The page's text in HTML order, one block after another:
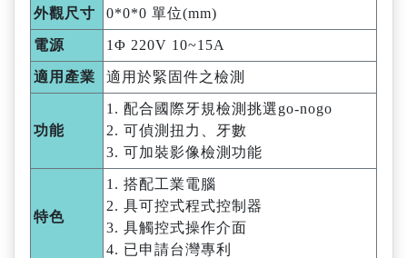
外觀尺寸 0*0*0 單位(mm)
電源 1Φ 220V 10~15A
適用產業 適用於緊固件之檢測
功能
1. 配合國際牙規檢測挑選go-nogo
2. 可偵測扭力、牙數
3. 可加裝影像檢測功能
特色
1. 搭配工業電腦
2. 具可控式程式控制器
3. 具觸控式操作介面
4. 已申請台灣專利